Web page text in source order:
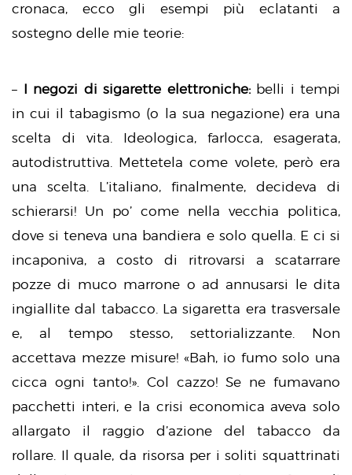
cronaca, ecco gli esempi più eclatanti a
sostegno delle mie teorie:
– I negozi di sigarette elettroniche:belli i tempi
in cui il tabagismo (o la sua negazione) era una
scelta di vita. Ideologica, farlocca, esagerata,
autodistruttiva. Mettetela come volete, però era
una scelta. L’italiano, finalmente, decideva di
schierarsi! Un po’ come nella vecchia politica,
dove si teneva una bandiera e solo quella. E ci si
incaponiva, a costo di ritrovarsi a scatarrare
pozze di muco marrone o ad annusarsi le dita
ingiallite dal tabacco. La sigaretta era trasversale
e, al tempo stesso, settorializzante. Non
accettava mezze misure! «Bah, io fumo solo una
cicca ogni tanto!». Col cazzo! Se ne fumavano
pacchetti interi, e la crisi economica aveva solo
allargato il raggio d’azione del tabacco da
rollare. Il quale, da risorsa per i soliti squattrinati